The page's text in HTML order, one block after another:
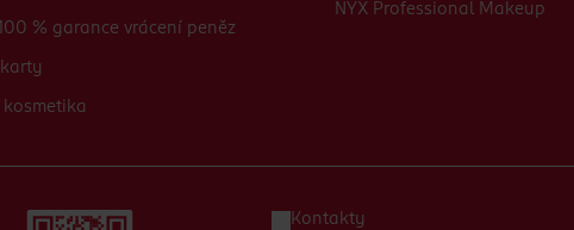
% garance vrácení peněz
NYX Professional Makeup
Kontakty